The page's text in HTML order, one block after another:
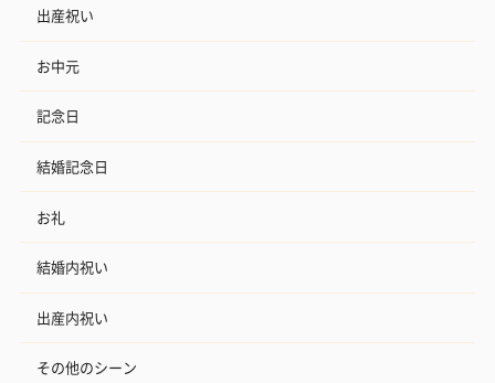
出産祝い
お中元
記念日
結婚記念日
お礼
結婚内祝い
出産内祝い
その他のシーン